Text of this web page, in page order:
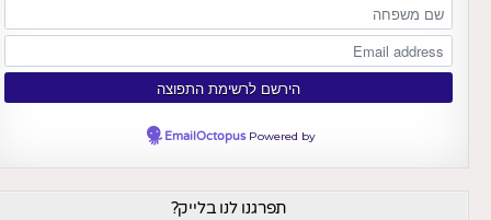
Powered by
EmailOctopus
תפרגנו לנו בלייק?